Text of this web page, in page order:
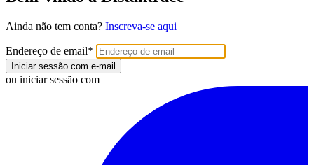
Ainda não tem conta? Inscreva-se aqui
Endereço de email*
Iniciar sessão com e-mail
ou iniciar sessão com